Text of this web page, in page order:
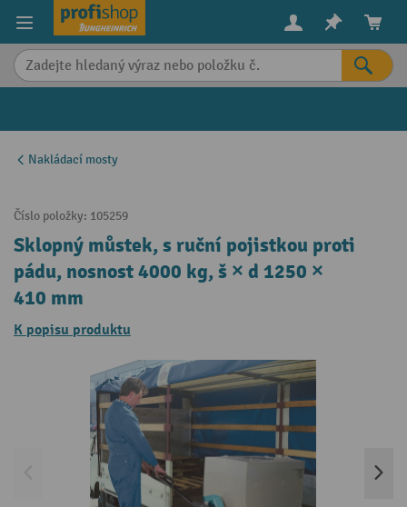
content
Nakládací mosty
Číslo položky: 105259
Sklopný můstek, s ruční pojistkou proti
pádu, nosnost 4000 kg, š × d 1250 ×
410 mm
K popisu produktu